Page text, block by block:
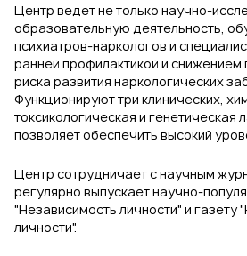
Центр ведет не только научно-
образовательную деятельность,
психиатров-наркологов и
ранней профилактикой и
риска развития наркологических
Функционируют три клинических,
токсикологическая и генетическая
позволяет обеспечить высокий
Центр сотрудничает с научным
регулярно выпускает научно-
"Независимость личности" и газету
личности".